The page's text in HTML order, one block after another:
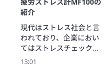
は、わずか1~2分の測定で
疲労やストレス度を“見え
る化”し、過労による休
職・離職リスクの予防
や、生産性向上に繋げる
取り組みのきっかけを促
紹介
現代はストレス社会と言
われており、企業におい
てはストレスチェック制
度の義務化や健康経営な
13:01